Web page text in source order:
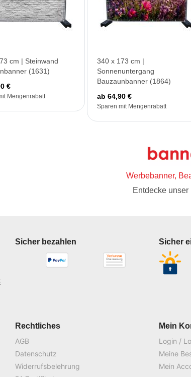
cm | Steinwand
(1631)
€
Mengenrabatt
340 x 173 cm |
Sonnenuntergang
Bauzaunbanner (1864)
ab 64,90 €
Sparen mit Mengenrabatt
Werbebanner,
Entdecke
Sicher bezahlen
Sicher
Rechtliches
AGB
Datenschutz
Widerrufsbelehrung
Mein
Login /
Meine
Mein